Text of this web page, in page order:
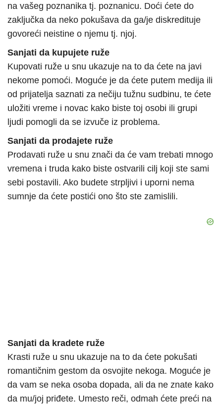
na vašeg poznanika tj. poznanicu. Doći ćete do
zaključka da neko pokušava da ga/je diskredituje
govoreći neistine o njemu tj. njoj.
Sanjati da kupujete ruže
Kupovati ruže u snu ukazuje na to da ćete na javi
nekome pomoći. Moguće je da ćete putem medija ili
od prijatelja saznati za nečiju tužnu sudbinu, te ćete
uložiti vreme i novac kako biste toj osobi ili grupi
ljudi pomogli da se izvuče iz problema.
Sanjati da prodajete ruže
Prodavati ruže u snu znači da će vam trebati mnogo
vremena i truda kako biste ostvarili cilj koji ste sami
sebi postavili. Ako budete strpljivi i uporni nema
sumnje da ćete postići ono što ste zamislili.
Sanjati da kradete ruže
Krasti ruže u snu ukazuje na to da ćete pokušati
romantičnim gestom da osvojite nekoga. Moguće je
da vam se neka osoba dopada, ali da ne znate kako
da mu/joj priđete. Umesto reči, odmah ćete preći na